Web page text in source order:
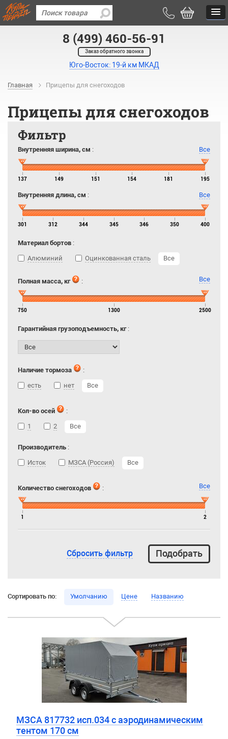
8 (499) 460-56-91
Заказ обратного звонка
Юго-Восток: 19-й км МКАД
Главная Прицепы для снегоходов
Прицепы для снегоходов
Фильтр
Внутренняя ширина, см : Все
137 149 151 154 181 195
Внутренняя длина, см : Все
301 312 344 345 346 350 400
Материал бортов :
Алюминий
Оцинкованная сталь Все
Полная масса, кг : Все
750 1300 2500
Гарантийная грузоподъемность, кг:
Наличие тормоза
:
есть
нет Все
Кол-во осей
:
1
2 Все
Производитель :
Исток
МЗСА (Россия) Все
Количество снегоходов : Все
1 2
Сбросить фильтр
Сортировать по: Умолчанию Цене Названию
МЗСА 817732 исп.034 с аэродинамическим
тентом 170 см